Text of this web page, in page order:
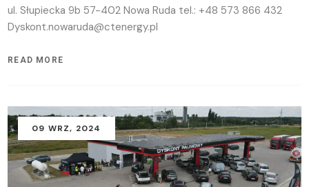
ul. Słupiecka 9b 57-402 Nowa Ruda tel.: +48 573 866 432
Dyskont.nowaruda@ctenergy.pl
READ MORE
09 WRZ, 2024